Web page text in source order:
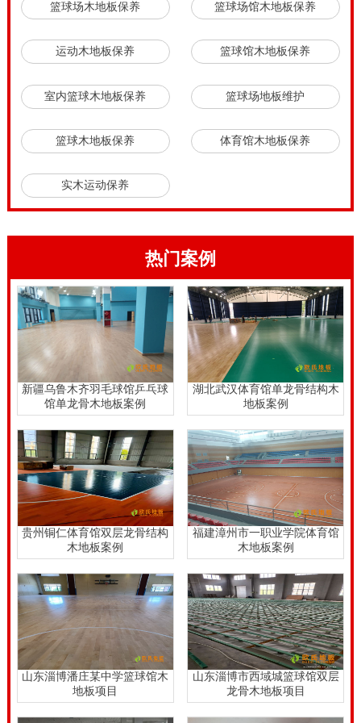
篮球场木地板保养 篮球场馆木地板保养
运动木地板保养 篮球馆木地板保养
室内篮球木地板保养 篮球场地板维护
篮球木地板保养 体育馆木地板保养
实木运动保养
热门案例
新疆乌鲁木齐羽毛球馆乒乓球
馆单龙骨木地板案例
湖北武汉体育馆单龙骨结构木
地板案例
贵州铜仁体育馆双层龙骨结构
木地板案例
福建漳州市一职业学院体育馆
木地板案例
山东淄博潘庄某中学篮球馆木
地板项目
山东淄博市西域城篮球馆双层
龙骨木地板项目